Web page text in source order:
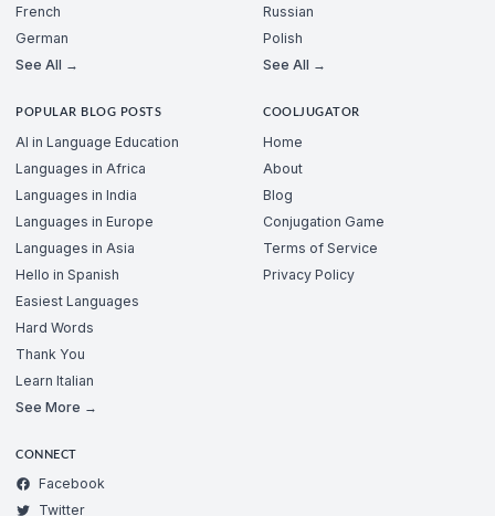
French
German
See All →
Russian
Polish
See All →
POPULAR BLOG POSTS
AI in Language Education
Languages in Africa
Languages in India
Languages in Europe
Languages in Asia
Hello in Spanish
Easiest Languages
Hard Words
Thank You
Learn Italian
See More →
COOLJUGATOR
Home
About
Blog
Conjugation Game
Terms of Service
Privacy Policy
CONNECT
Facebook
Twitter